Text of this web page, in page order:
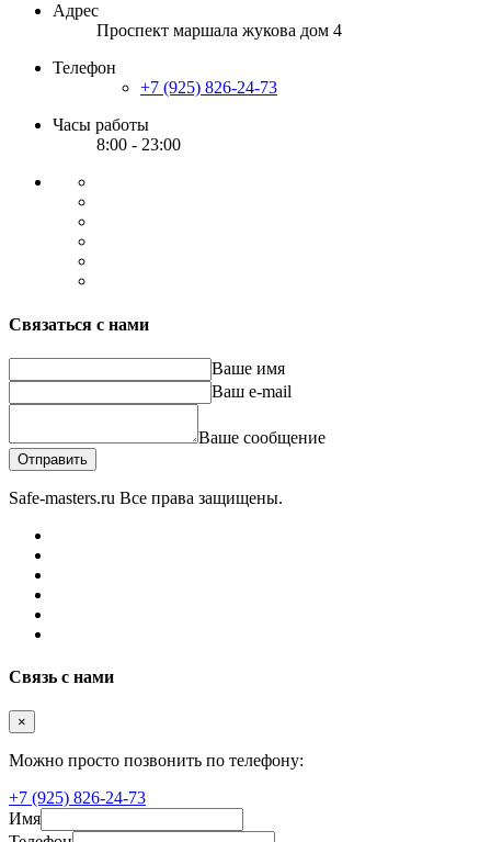
Адрес
Проспект маршала жукова дом 4
Телефон
+7 (925) 826-24-73
Часы работы
8:00 - 23:00
Связаться с нами
Ваше имя
Ваш e-mail
Ваше сообщение
Отправить
Safe-masters.ru Все права защищены.
Связь с нами
×
Можно просто позвонить по телефону:
+7 (925) 826-24-73
Имя